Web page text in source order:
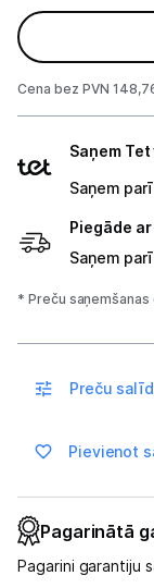
Mazā
Piegāde
Cena bez PVN
veidi
Saņem
Saņem
Piegāde
Saņem
* Preču
Preču
Pievienot
Pagarinātā
Pagarini garantiju